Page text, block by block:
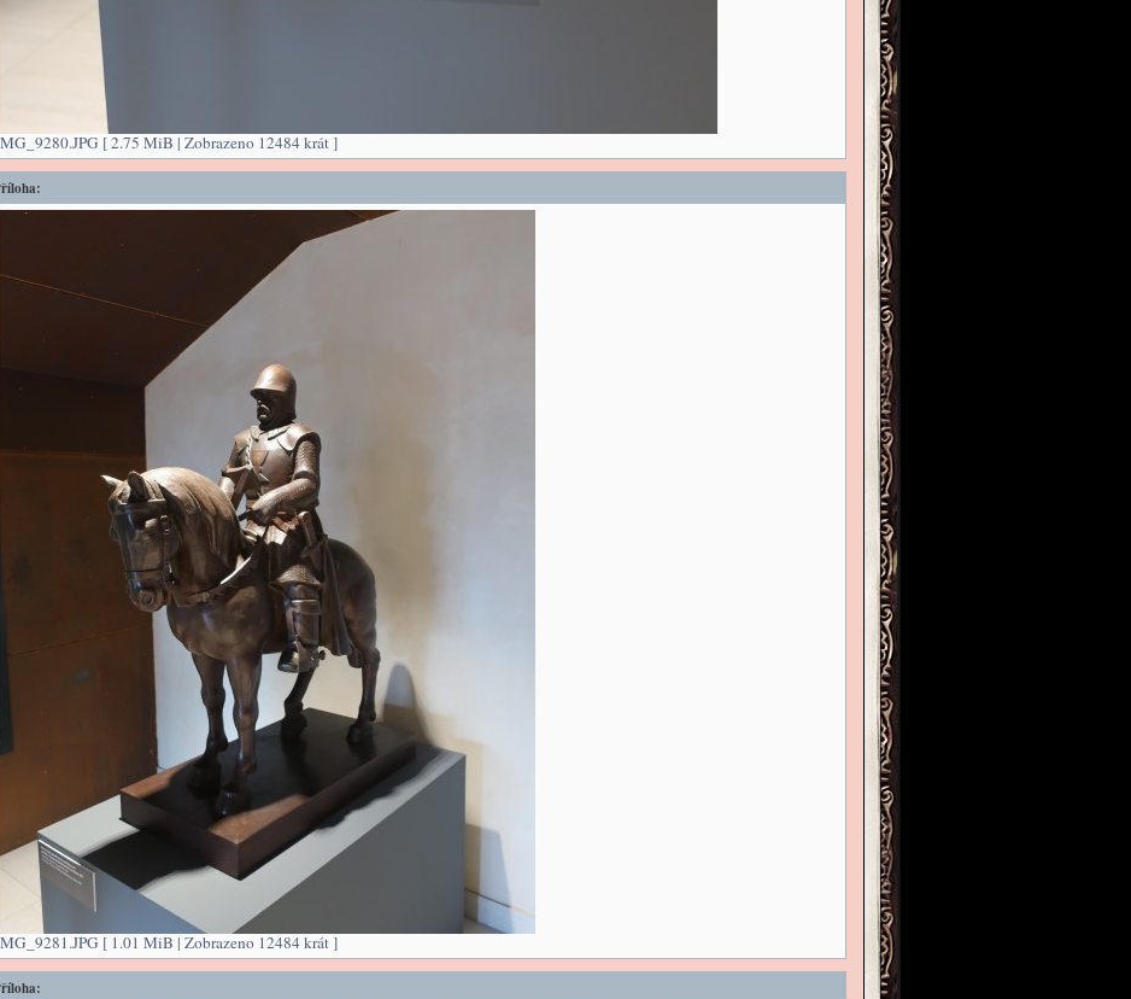
[ 2.75 MiB | Zobrazeno 12484 krát ]
[ 1.01 MiB | Zobrazeno 12484 krát ]